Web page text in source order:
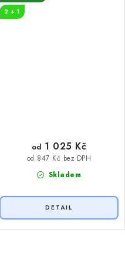
2 + 1
Skladem
od 847 Kč bez DPH
od 1 025 Kč